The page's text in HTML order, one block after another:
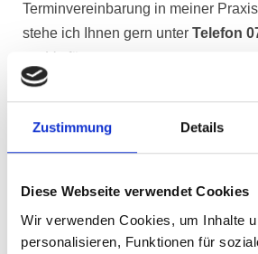
Zustimmung Details
Diese Webseite verwendet Cookies
Wir verwenden Cookies, um Inhalte
personalisieren, Funktionen für
Terminvereinbarung in meiner
stehe ich Ihnen gern unter Telefon
zur Verfügung.
Systemisch-energetische
Holistic Pulsing
Mehr erfahren →